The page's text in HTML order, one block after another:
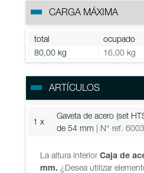
CARGA MÁXIMA
total ocupado
80,00 kg
16,00 kg
ARTÍCULOS
1 x
Gaveta de acero (set
de 54 mm | N° ref.
La altura interiorCaja de
mm. ¿Desea utilizar